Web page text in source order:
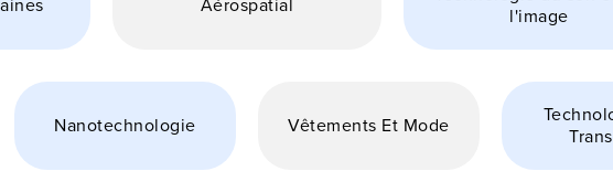
Aérospatial
l'image
Nanotechnologie Vêtements Et Mode